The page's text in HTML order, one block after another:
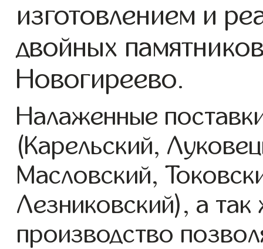
изготовлением и
двойных
Новогиреево.
Налаженные
(Карельский,
Масловский,
Лезниковский), а
производство